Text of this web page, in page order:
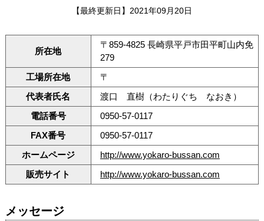
【最終更新日】2021年09月20日
所在地
〒859-4825 長崎県平戸市田平町山内免
279
工場所在地
〒
代表者氏名
渡口 直樹（わたりぐち なおき）
電話番号
0950-57-0117
FAX番号
0950-57-0117
ホームページ
http://www.yokaro-bussan.com
販売サイト
http://www.yokaro-bussan.com
メッセージ